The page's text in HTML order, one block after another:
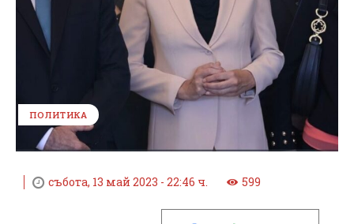
ПОЛИТИКА
събота, 13 май 2023 - 22:46 ч. 599